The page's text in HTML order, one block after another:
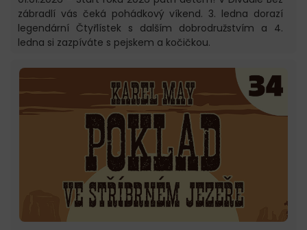
zábradlí vás čeká pohádkový víkend. 3. ledna dorazí
legendární Čtyřlístek s dalším dobrodružstvím a 4.
ledna si zazpíváte s pejskem a kočičkou.